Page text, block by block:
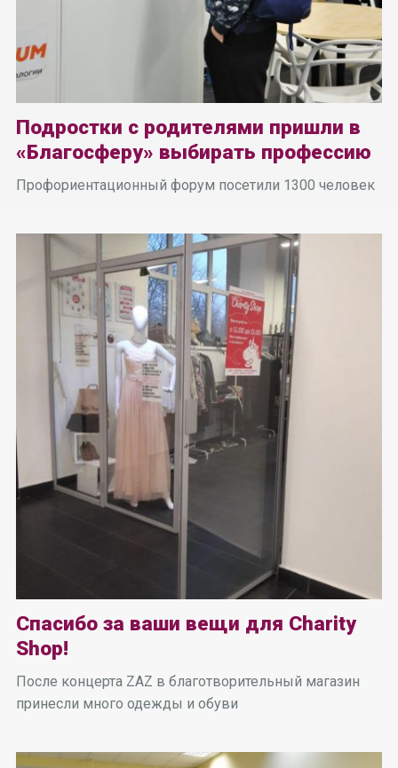
Спасибо за ваши вещи для Charity
Shop!
После концерта ZAZ в благотворительный магазин
принесли много одежды и обуви
Подростки с родителями пришли в
«Благосферу» выбирать профессию
Профориентационный форум посетили 1300 человек